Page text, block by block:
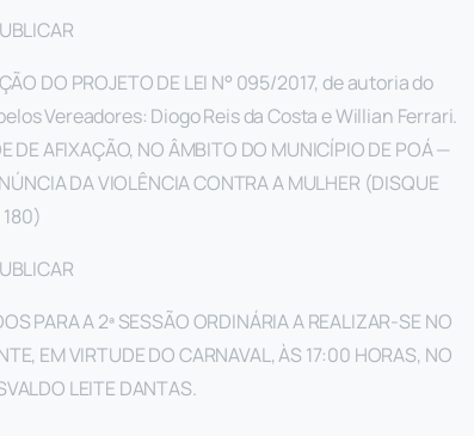
DO PROJETO DE LEI N° 095/2017, de autoria do
Vereadores: Diogo Reis da Costa e Willian Ferrari.
DE AFIXAÇÃO, NO ÂMBITO DO MUNICÍPIO DE POÁ —
DA VIOLÊNCIA CONTRA A MULHER (DISQUE
180)
PARA A 2ª SESSÃO ORDINÁRIA A REALIZAR-SE NO
EM VIRTUDE DO CARNAVAL, ÀS 17:00 HORAS, NO
LEITE DANTAS.